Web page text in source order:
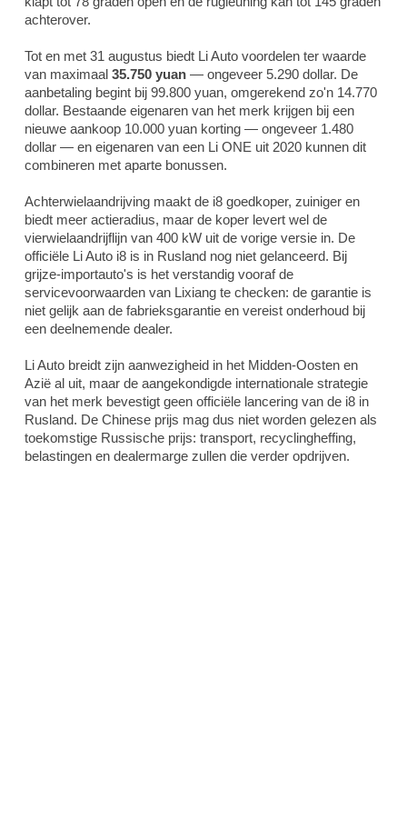
achterover.
Tot en met 31 augustus biedt Li Auto voordelen ter waarde
van maximaal 35.750 yuan — ongeveer 5.290 dollar. De
aanbetaling begint bij 99.800 yuan, omgerekend zo'n 14.770
dollar. Bestaande eigenaren van het merk krijgen bij een
nieuwe aankoop 10.000 yuan korting — ongeveer 1.480
dollar — en eigenaren van een Li ONE uit 2020 kunnen dit
combineren met aparte bonussen.
Achterwielaandrijving maakt de i8 goedkoper, zuiniger en
biedt meer actieradius, maar de koper levert wel de
vierwielaandrijflijn van 400 kW uit de vorige versie in. De
officiële Li Auto i8 is in Rusland nog niet gelanceerd. Bij
grijze-importauto's is het verstandig vooraf de
servicevoorwaarden van Lixiang te checken: de garantie is
niet gelijk aan de fabrieksgarantie en vereist onderhoud bij
een deelnemende dealer.
Li Auto breidt zijn aanwezigheid in het Midden-Oosten en
Azië al uit, maar de aangekondigde internationale strategie
van het merk bevestigt geen officiële lancering van de i8 in
Rusland. De Chinese prijs mag dus niet worden gelezen als
toekomstige Russische prijs: transport, recyclingheffing,
belastingen en dealermarge zullen die verder opdrijven.